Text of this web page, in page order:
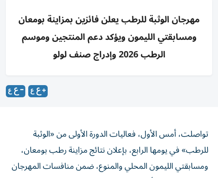
مهرجان الوثبة للرطب يعلن فائزين بمزاينة بومعان
ومسابقتي الليمون ويؤكد دعم المنتجين وموسم
الرطب 2026 وإدراج صنف لولو
تواصلت، أمس الأول، فعاليات الدورة الأولى من «الوثبة
للرطب» في يومها الرابع، بإعلان نتائج مزاينة رطب بومعان،
ومسابقتي الليمون المحلي والمنوع، ضمن منافسات المهرجان
الذي تنظمه هيئة أبوظبي للتراث في مهرجان الشيخ زايد